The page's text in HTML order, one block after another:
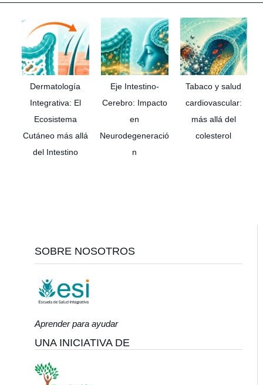
Dermatología
Integrativa: El
Ecosistema
Cutáneo más allá
del Intestino
Eje Intestino-
Cerebro: Impacto
en
Neurodegeneració
n
Tabaco y salud
cardiovascular:
más allá del
colesterol
SOBRE NOSOTROS
Aprender para ayudar
UNA INICIATIVA DE